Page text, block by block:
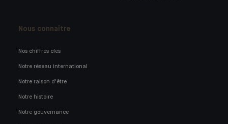
Nous connaître
Nos chiffres clés
Notre réseau international
Notre raison d'être
Notre histoire
Notre gouvernance